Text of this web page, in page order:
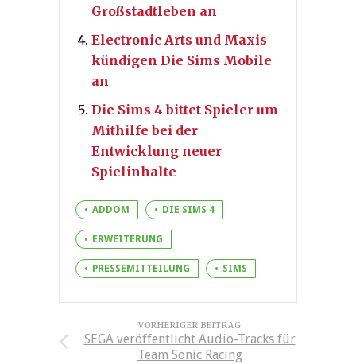
Großstadtleben an
Electronic Arts und Maxis
kündigen Die Sims Mobile
an
Die Sims 4 bittet Spieler um
Mithilfe bei der
Entwicklung neuer
Spielinhalte
ADDOM DIE SIMS 4
ERWEITERUNG
PRESSEMITTEILUNG SIMS
VORHERIGER BEITRAG
SEGA veröffentlicht Audio-Tracks für
Team Sonic Racing